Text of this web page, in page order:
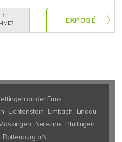
1
an der Erms
Lichtenstein Limbach
Lindau
Nerezine Pfullingen
Rottenburg a.N.